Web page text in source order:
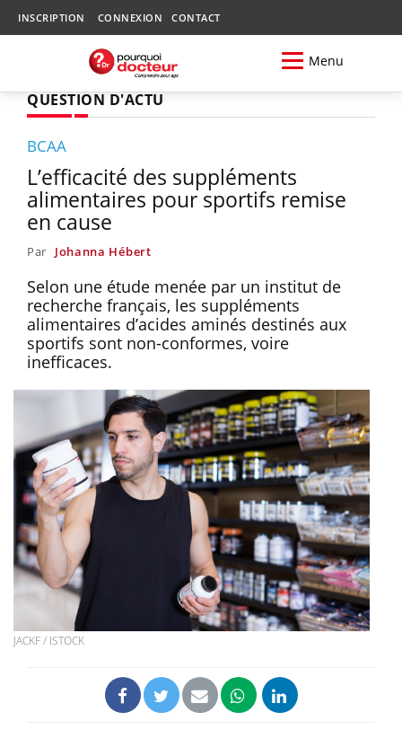
INSCRIPTION CONNEXION CONTACT
Menu
QUESTION D'ACTU
BCAA
L’efficacité des suppléments
alimentaires pour sportifs remise
en cause
Par Johanna Hébert
Selon une étude menée par un institut de
recherche français, les suppléments
alimentaires d’acides aminés destinés aux
sportifs sont non-conformes, voire
inefficaces.
JACKF / ISTOCK